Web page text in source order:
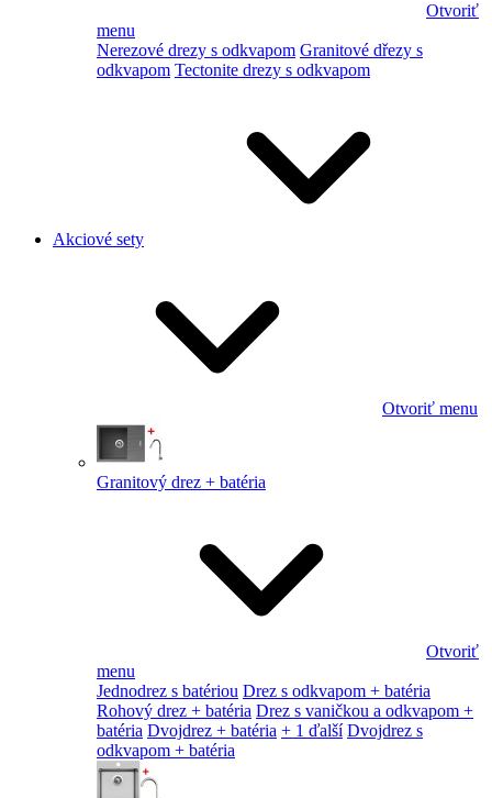
Otvoriť
menu
Nerezové drezy s odkvapom Granitové dřezy s
odkvapom Tectonite drezy s odkvapom
Akciové sety
Otvoriť menu
Granitový drez + batéria
Otvoriť
menu
Jednodrez s batériou Drez s odkvapom + batéria
Rohový drez + batéria Drez s vaničkou a odkvapom +
batéria Dvojdrez + batéria + 1 ďalší Dvojdrez s
odkvapom + batéria